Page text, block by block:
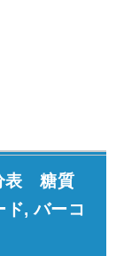
表 糖質
, バーコ